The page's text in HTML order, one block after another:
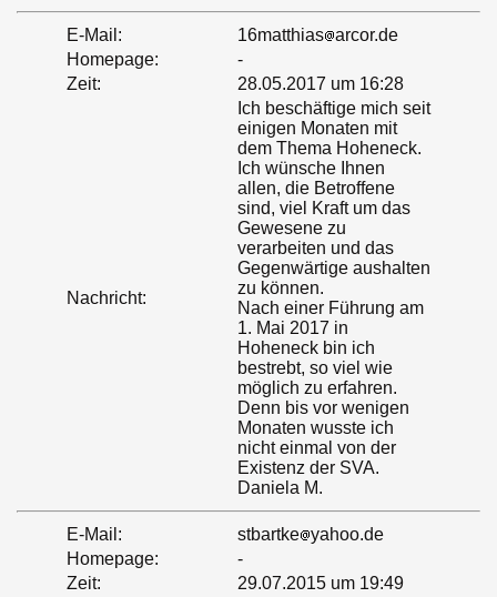
E-Mail: 16matthias arcor.de
Homepage:
-
Zeit:
28.05.2017 um 16:28
Nachricht:
Ich beschäftige mich seit
einigen Monaten mit
dem Thema Hoheneck.
Ich wünsche Ihnen
allen, die Betroffene
sind, viel Kraft um das
Gewesene zu
verarbeiten und das
Gegenwärtige aushalten
zu können.
Nach einer Führung am
1. Mai 2017 in
Hoheneck bin ich
bestrebt, so viel wie
möglich zu erfahren.
Denn bis vor wenigen
Monaten wusste ich
nicht einmal von der
Existenz der SVA.
Daniela M.
E-Mail: stbartke yahoo.de
Homepage:
-
Zeit:
29.07.2015 um 19:49